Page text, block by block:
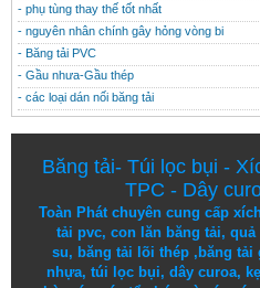
- phụ tùng thay thế tốt nhất
- nguyên nhân chính gây hỏng vòng bi
- Băng tải PVC
- Gầu nhưa-Gầu thép
- các loại dán nối băng tải
Băng tải- Túi lọc bụi -
TPC - Dây
Toàn Phát chuyên cung cấp
tải pvc,con lăn băng tải,quả
su, băng tải lõi thép,băng tải
nhựa, túi lọc bụi, dây curoa,